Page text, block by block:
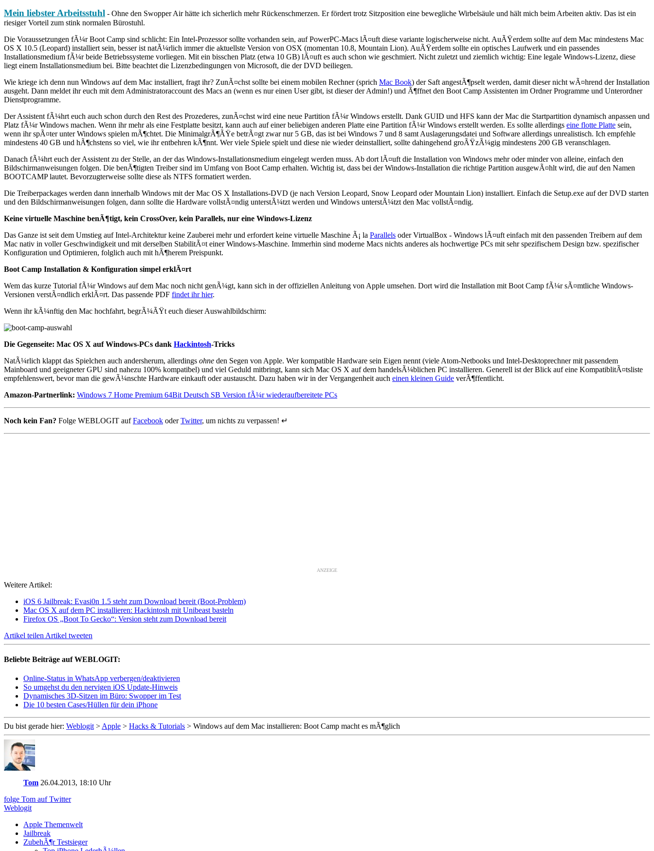
Mein liebster Arbeitsstuhl - Ohne den Swopper Air hätte ich sicherlich mehr Rückenschmerzen. Er fördert trotz Sitzposition eine bewegliche Wirbelsäule und hält mich beim Arbeiten aktiv. Das ist ein
riesiger Vorteil zum stink normalen Bürostuhl.
Die Voraussetzungen fÃ¼r Boot Camp sind schlicht: Ein Intel-Prozessor sollte vorhanden sein, auf PowerPC-Macs lÃ¤uft diese variante logischerweise nicht. AuÃŸerdem sollte auf dem Mac mindestens Mac
OS X 10.5 (Leopard) installiert sein, besser ist natÃ¼rlich immer die aktuellste Version von OSX (momentan 10.8, Mountain Lion). AuÃŸerdem sollte ein optisches Laufwerk und ein passendes
Installationsmedium fÃ¼r beide Betriebssysteme vorliegen. Mit ein bisschen Platz (etwa 10 GB) lÃ¤uft es auch schon wie geschmiert. Nicht zuletzt und ziemlich wichtig: Eine legale Windows-Lizenz, diese
liegt einem Installationsmedium bei. Bitte beachtet die Lizenzbedingungen von Microsoft, die der DVD beiliegen.
Wie kriege ich denn nun Windows auf dem Mac installiert, fragt ihr? ZunÃ¤chst sollte bei einem mobilen Rechner (sprich Mac Book) der Saft angestÃ¶pselt werden, damit dieser nicht wÃ¤hrend der Installation
ausgeht. Dann meldet ihr euch mit dem Administratoraccount des Macs an (wenn es nur einen User gibt, ist dieser der Admin!) und Ã¶ffnet den Boot Camp Assistenten im Ordner Programme und Unterordner
Dienstprogramme.
Der Assistent fÃ¼hrt euch auch schon durch den Rest des Prozederes, zunÃ¤chst wird eine neue Partition fÃ¼r Windows erstellt. Dank GUID und HFS kann der Mac die Startpartition dynamisch anpassen und
Platz fÃ¼r Windows machen. Wenn ihr mehr als eine Festplatte besitzt, kann auch auf einer beliebigen anderen Platte eine Partition fÃ¼r Windows erstellt werden. Es sollte allerdings eine flotte Platte sein,
wenn ihr spÃ¤ter unter Windows spielen mÃ¶chtet. Die MinimalgrÃ¶ÃŸe betrÃ¤gt zwar nur 5 GB, das ist bei Windows 7 und 8 samt Auslagerungsdatei und Software allerdings unrealistisch. Ich empfehle
mindestens 40 GB und hÃ¶chstens so viel, wie ihr entbehren kÃ¶nnt. Wer viele Spiele spielt und diese nie wieder deinstalliert, sollte dahingehend groÃŸzÃ¼gig mindestens 200 GB veranschlagen.
Danach fÃ¼hrt euch der Assistent zu der Stelle, an der das Windows-Installationsmedium eingelegt werden muss. Ab dort lÃ¤uft die Installation von Windows mehr oder minder von alleine, einfach den
Bildschirmanweisungen folgen. Die benÃ¶tigten Treiber sind im Umfang von Boot Camp erhalten. Wichtig ist, dass bei der Windows-Installation die richtige Partition ausgewÃ¤hlt wird, die auf den Namen
BOOTCAMP lautet. Bevorzugterweise sollte diese als NTFS formatiert werden.
Die Treiberpackages werden dann innerhalb Windows mit der Mac OS X Installations-DVD (je nach Version Leopard, Snow Leopard oder Mountain Lion) installiert. Einfach die Setup.exe auf der DVD starten
und den Bildschirmanweisungen folgen, dann sollte die Hardware vollstÃ¤ndig unterstÃ¼tzt werden und Windows unterstÃ¼tzt den Mac vollstÃ¤ndig.
Keine virtuelle Maschine benÃ¶tigt, kein CrossOver, kein Parallels, nur eine Windows-Lizenz
Das Ganze ist seit dem Umstieg auf Intel-Architektur keine Zauberei mehr und erfordert keine virtuelle Maschine Ã¡ la Parallels oder VirtualBox - Windows lÃ¤uft einfach mit den passenden Treibern auf dem
Mac nativ in voller Geschwindigkeit und mit derselben StabilitÃ¤t einer Windows-Maschine. Immerhin sind moderne Macs nichts anderes als hochwertige PCs mit sehr spezifischem Design bzw. spezifischer
Konfiguration und Optimieren, folglich auch mit hÃ¶herem Preispunkt.
Boot Camp Installation & Konfiguration simpel erklÃ¤rt
Wem das kurze Tutorial fÃ¼r Windows auf dem Mac noch nicht genÃ¼gt, kann sich in der offiziellen Anleitung von Apple umsehen. Dort wird die Installation mit Boot Camp fÃ¼r sÃ¤mtliche Windows-
Versionen verstÃ¤ndlich erklÃ¤rt. Das passende PDF findet ihr hier.
Wenn ihr kÃ¼nftig den Mac hochfahrt, begrÃ¼ÃŸt euch dieser Auswahlbildschirm:
Die Gegenseite: Mac OS X auf Windows-PCs dank Hackintosh-Tricks
NatÃ¼rlich klappt das Spielchen auch andersherum, allerdings ohne den Segen von Apple. Wer kompatible Hardware sein Eigen nennt (viele Atom-Netbooks und Intel-Desktoprechner mit passendem
Mainboard und geeigneter GPU sind nahezu 100% kompatibel) und viel Geduld mitbringt, kann sich Mac OS X auf dem handelsÃ¼blichen PC installieren. Generell ist der Blick auf eine KompatiblitÃ¤tsliste
empfehlenswert, bevor man die gewÃ¼nschte Hardware einkauft oder austauscht. Dazu haben wir in der Vergangenheit auch einen kleinen Guide verÃ¶ffentlicht.
Amazon-Partnerlink: Windows 7 Home Premium 64Bit Deutsch SB Version fÃ¼r wiederaufbereitete PCs
Noch kein Fan? Folge WEBLOGIT aufFacebook oderTwitter, um nichts zu verpassen! ↵
ANZEIGE
Weitere Artikel:
iOS 6 Jailbreak: Evasi0n 1.5 steht zum Download bereit (Boot-Problem)
Mac OS X auf dem PC installieren: Hackintosh mit Unibeast basteln
Firefox OS „Boot To Gecko“: Version steht zum Download bereit
Artikel teilen Artikel tweeten
Beliebte Beiträge auf WEBLOGIT:
Online-Status in WhatsApp verbergen/deaktivieren
So umgehst du den nervigen iOS Update-Hinweis
Dynamisches 3D-Sitzen im Büro: Swopper im Test
Die 10 besten Cases/Hüllen für dein iPhone
Du bist gerade hier: Weblogit > Apple > Hacks & Tutorials > Windows auf dem Mac installieren: Boot Camp macht es mÃ¶glich
Tom 26.04.2013, 18:10 Uhr
folge Tom auf Twitter
Weblogit
Apple Themenwelt
Jailbreak
ZubehÃ¶r Testsieger